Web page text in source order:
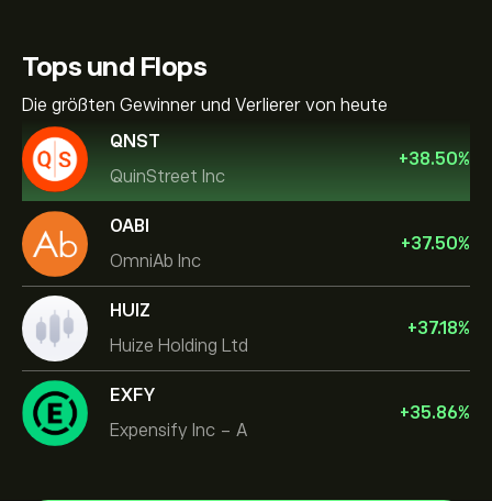
Tops und Flops
Die größten Gewinner und Verlierer von heute
QNST
QuinStreet Inc
+38.50%
OABI
OmniAb Inc
+37.50%
HUIZ
Huize Holding Ltd
+37.18%
EXFY
Expensify Inc - A
+35.86%